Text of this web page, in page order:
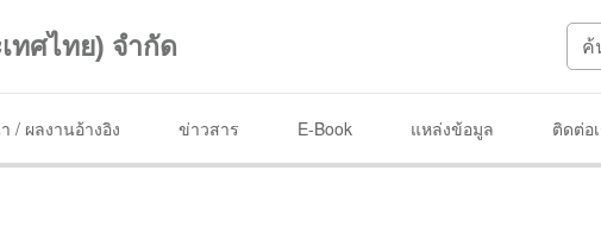
ทศไทย) จำกัด
/ ผลงานอ้างอิง ข่าวสาร E-Book แหล่งข้อมูล ติดต่อ